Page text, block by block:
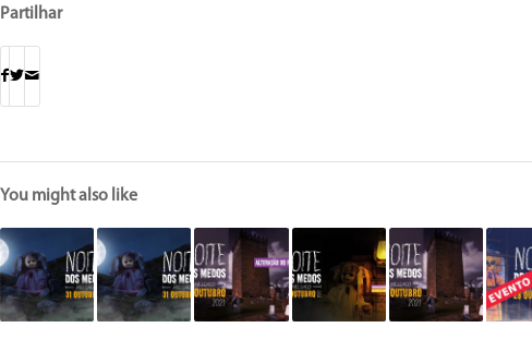
Partilhar
You might also like